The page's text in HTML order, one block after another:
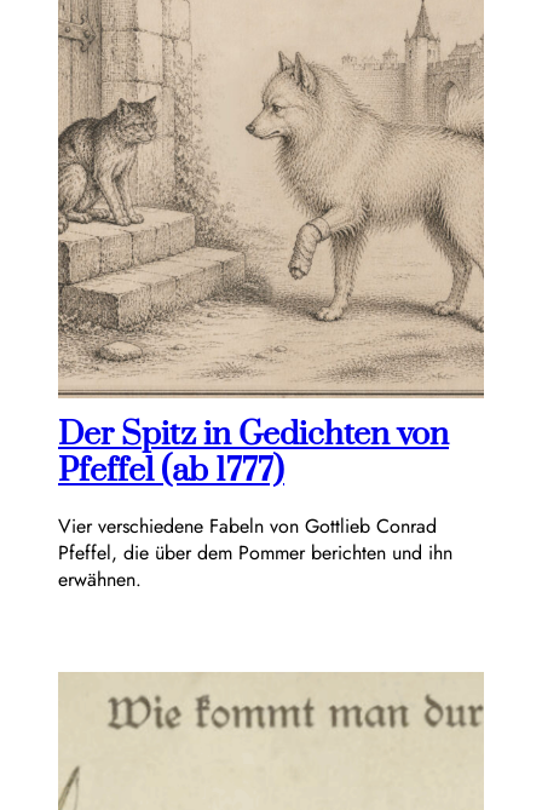
Der Spitz in Gedichten von
Pfeffel (ab 1777)
Vier verschiedene Fabeln von Gottlieb Conrad
Pfeffel, die über dem Pommer berichten und ihn
erwähnen.